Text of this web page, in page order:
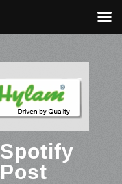
Spotify
Post